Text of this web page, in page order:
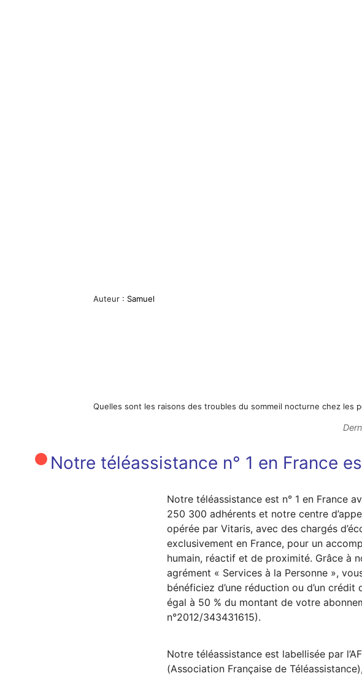
Auteur : Samuel
Quelles sont les raisons des troubles du sommeil nocturne chez les
Notre téléassistance n° 1 en France
Notre téléassistance est n° 1 en France
250 300 adhérents et notre centre
opérée par Vitaris, avec des chargés
exclusivement en France, pour un
humain, réactif et de proximité. Grâce à
agrément « Services à la Personne »,
bénéficiez d’une réduction ou d’un crédit
égal à 50 % du montant de votre
n°2012/343431615).
Notre téléassistance est labellisée par
(Association Française de